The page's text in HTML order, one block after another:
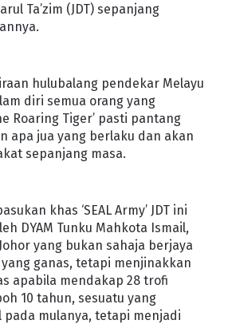
Ta’zim (JDT) sepanjang
hulubalang pendekar Melayu
diri semua orang yang
Roaring Tiger’ pasti pantang
apa jua yang berlaku dan akan
sepanjang masa.
khas ‘SEAL Army’ JDT ini
DYAM Tunku Mahkota Ismail,
yang bukan sahaja berjaya
ganas, tetapi menjinakkan
apabila mendakap 28 trofi
10 tahun, sesuatu yang
mulanya, tetapi menjadi